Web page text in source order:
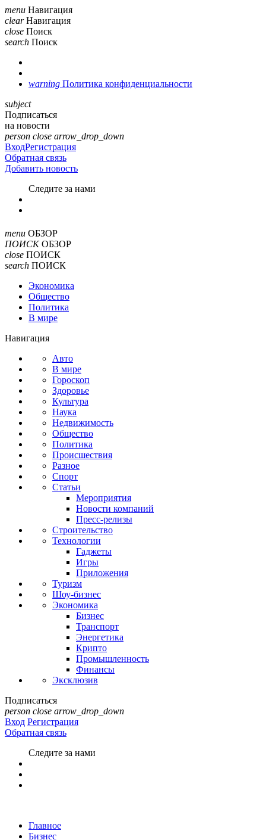
menu Навигация
clear Навигация
close Поиск
search Поиск
warning Политика конфиденциальности
subject
Подписаться
на новости
person close arrow_drop_down
ВходРегистрация
Обратная связь
Добавить новость
Cледите за нами
menu ОБЗОР
ПОИСК ОБЗОР
close ПОИСК
search ПОИСК
Экономика
Общество
Политика
В мире
Навигация
Авто
В мире
Гороскоп
Здоровье
Культура
Наука
Недвижимость
Общество
Политика
Происшествия
Разное
Спорт
Статьи
Мероприятия
Новости компаний
Пресс-релизы
Строительство
Технологии
Гаджеты
Игры
Приложения
Туризм
Шоу-бизнес
Экономика
Бизнес
Транспорт
Энергетика
Крипто
Промышленность
Финансы
Эксклюзив
Подписаться
person close arrow_drop_down
Вход Регистрация
Обратная связь
Следите за нами
Главное
Бизнес